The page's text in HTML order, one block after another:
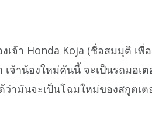
จ้า Honda Koja (ชื่อสมมุติ เพื่
เจ้าน้องใหม่คันนี้ จะเป็นรถมอเ
ว่ามันจะเป็นโฉมใหม่ของสกูตเ